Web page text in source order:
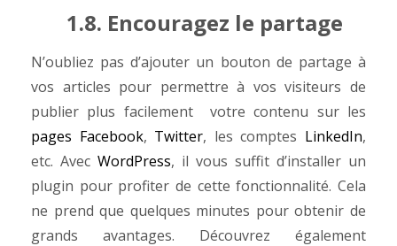
1.8. Encouragez le partage
N’oubliez pas d’ajouter un bouton de partage à
vos articles pour permettre à vos visiteurs de
publier plus facilement votre contenu sur les
pages Facebook, Twitter, les comptes LinkedIn,
etc. Avec WordPress, il vous suffit d’installer un
plugin pour profiter de cette fonctionnalité. Cela
ne prend que quelques minutes pour obtenir de
grands avantages. Découvrez également